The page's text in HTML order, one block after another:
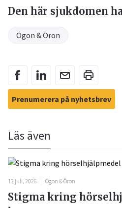
Den här sjukdomen
Ögon & Öron
Prenumerera på nyhetsbrev
Läs även
13 juli, 2026 Ögon & Öron
Stigma kring